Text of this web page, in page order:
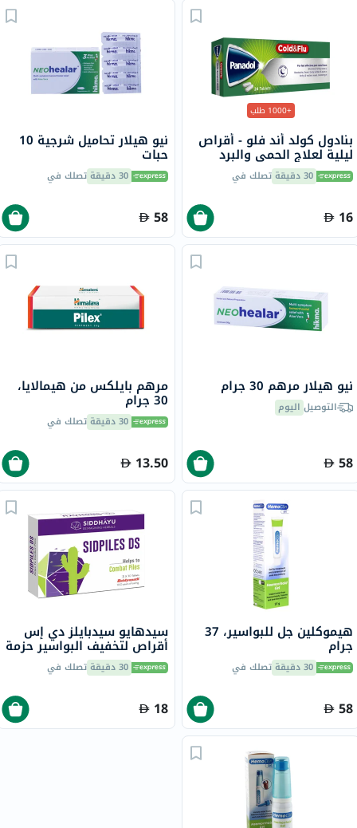
+1000 طلب
بنادول كولد أند فلو - أقراص
ليلية لعلاج الحمى والبرد
والإنفلونزا، 24 قرص
30 دقيقة تصلك في
16
نيو هيلار تحاميل شرجية 10
حبات
30 دقيقة تصلك في
58
نيو هيلار مرهم 30 جرام
التوصيل اليوم
58
مرهم بايلكس من هيمالايا،
30 جرام
30 دقيقة تصلك في
13.50
هيموكلين جل للبواسير، 37
جرام
30 دقيقة تصلك في
58
سيدهايو سيدبايلز دي إس
أقراص لتخفيف البواسير حزمة
من 30 30 دقيقة تصلك في
18